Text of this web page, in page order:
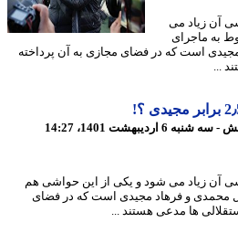
زیاد می
ماجرای
است که در فضای مجازی به آن پرداخته
زیاد می شود و یکی از این حواشی هم
و فرهاد مجیدی است که در فضای
ها مدعی هستند ...